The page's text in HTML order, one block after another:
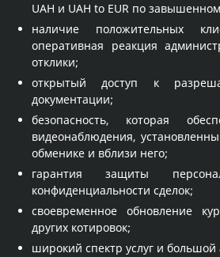
UAH и UAH to EUR по
наличие положительных
оперативная реакция
отклики;
открытый доступ к
документации;
безопасность, которая
видеонаблюдения,
обменике и вблизи него;
гарантия защиты
конфиденциальности сделок;
своевременное обновление
других котировок;
широкий спектр услуг и